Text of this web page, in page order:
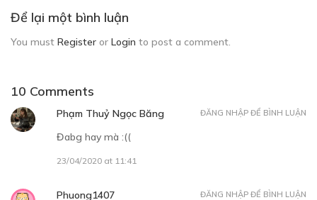
Để lại một bình luận
You must Register or Login to post a comment.
10 Comments
Phạm Thuỷ Ngọc Băng
Đabg hay mà :((
23/04/2020 at 11:41
ĐĂNG NHẬP ĐỂ BÌNH LUẬN
Phuong1407
ĐĂNG NHẬP ĐỂ BÌNH LUẬN